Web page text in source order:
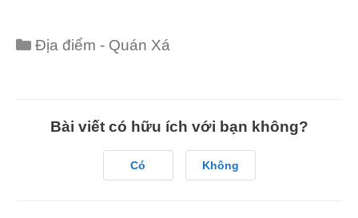
Categories
Địa điểm - Quán Xá
Bài viết có hữu ích với bạn không?
Có Không